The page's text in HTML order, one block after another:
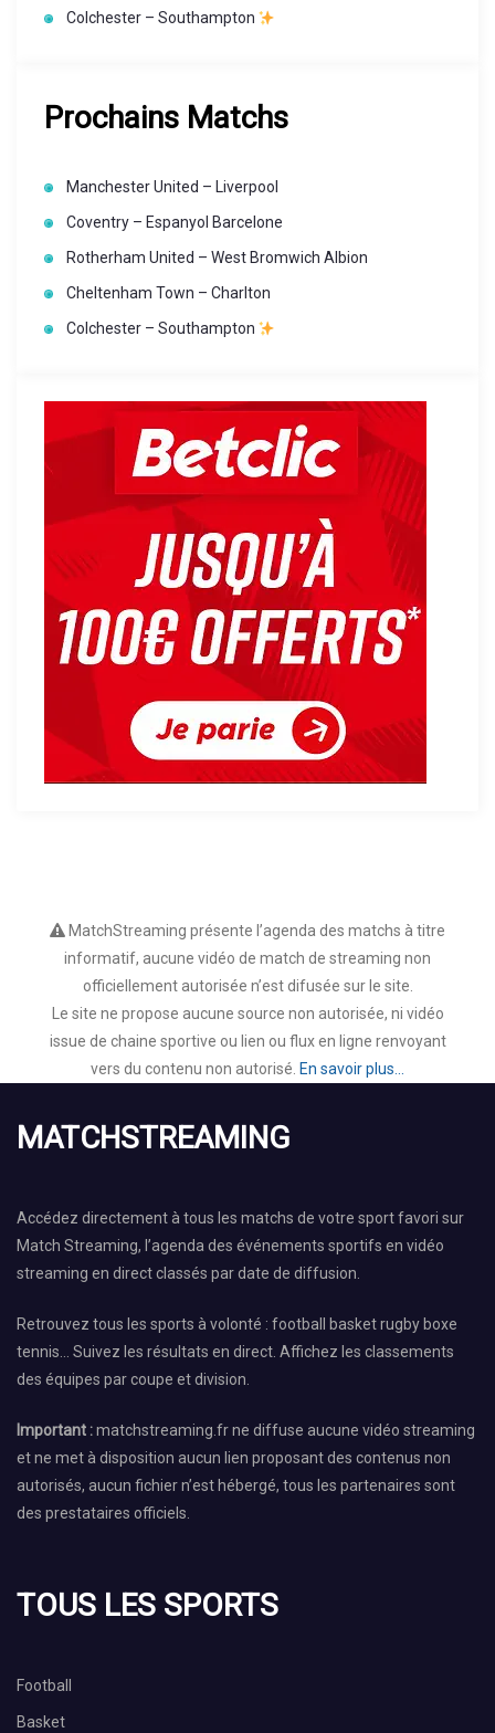
Colchester – Southampton
Prochains Matchs
Manchester United – Liverpool
Coventry – Espanyol Barcelone
Rotherham United – West Bromwich Albion
Cheltenham Town – Charlton
Colchester – Southampton
MatchStreaming présente l’agenda des matchs à titre
informatif, aucune vidéo de match de streaming non
officiellement autorisée n’est difusée sur le site.
Le site ne propose aucune source non autorisée, ni vidéo
issue de chaine sportive ou lien ou flux en ligne renvoyant
vers du contenu non autorisé. En savoir plus...
MATCHSTREAMING
Accédez directement à tous les matchs de votre sport favori sur
Match Streaming, l’agenda des événements sportifs en vidéo
streaming en direct classés par date de diffusion.
Retrouvez tous les sports à volonté : football basket rugby boxe
tennis… Suivez les résultats en direct. Affichez les classements
des équipes par coupe et division.
Important :matchstreaming.fr ne diffuse aucune vidéo streaming
et ne met à disposition aucun lien proposant des contenus non
autorisés, aucun fichier n’est hébergé, tous les partenaires sont
des prestataires officiels.
TOUS LES SPORTS
Football
Basket